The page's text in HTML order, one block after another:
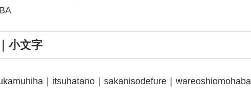
小文字
｜itsuhatano｜sakanisodefure｜wareoshiomohaba